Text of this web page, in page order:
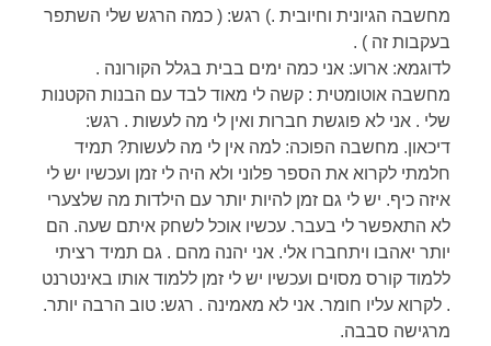
מחשבה הגיונית וחיובית .) רגש: ( כמה הרגש שלי השתפר
בעקבות זה ) .
לדוגמא: ארוע: אני כמה ימים בבית בגלל הקורונה .
מחשבה אוטומטית : קשה לי מאוד לבד עם הבנות הקטנות
שלי . אני לא פוגשת חברות ואין לי מה לעשות . רגש:
דיכאון. מחשבה הפוכה: למה אין לי מה לעשות? תמיד
חלמתי לקרוא את הספר פלוני ולא היה לי זמן ועכשיו יש לי
איזה כיף. יש לי גם זמן להיות יותר עם הילדות מה שלצערי
לא התאפשר לי בעבר. עכשיו אוכל לשחק איתם שעה. הם
יותר יאהבו ויתחברו אלי. אני יהנה מהם . גם תמיד רציתי
ללמוד קורס מסוים ועכשיו יש לי זמן ללמוד אותו באינטרנט
. לקרוא עליו חומר. אני לא מאמינה . רגש: טוב הרבה יותר.
מרגישה סבבה.